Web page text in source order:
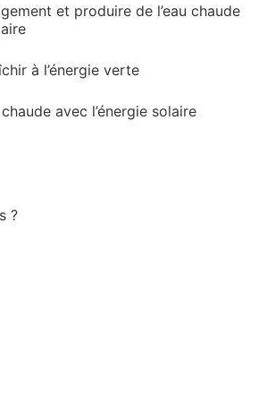
et produire de l’eau chaude
à l’énergie verte
avec l’énergie solaire
?